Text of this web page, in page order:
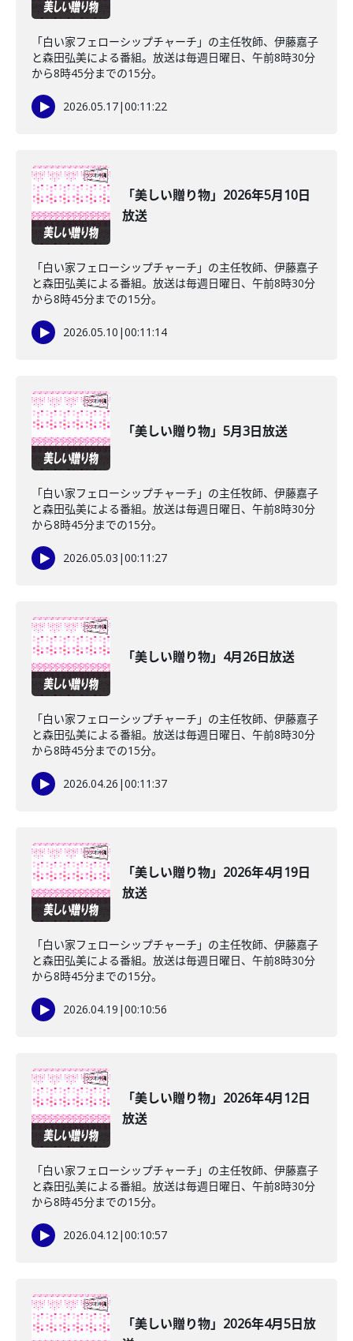
「白い家フェローシップチャーチ」の主任牧師、伊藤嘉子
と森田弘美による番組。放送は毎週日曜日、午前8時30分
から8時45分までの15分。
2026.05.17|00:11:22
「美しい贈り物」2026年5月10日
放送
「白い家フェローシップチャーチ」の主任牧師、伊藤嘉子
と森田弘美による番組。放送は毎週日曜日、午前8時30分
から8時45分までの15分。
2026.05.10 |00:11:14
「美しい贈り物」5月3日放送
「白い家フェローシップチャーチ」の主任牧師、伊藤嘉子
と森田弘美による番組。放送は毎週日曜日、午前8時30分
から8時45分までの15分。
2026.05.03 |00:11:27
「美しい贈り物」4月26日放送
「白い家フェローシップチャーチ」の主任牧師、伊藤嘉子
と森田弘美による番組。放送は毎週日曜日、午前8時30分
から8時45分までの15分。
2026.04.26 |00:11:37
「美しい贈り物」2026年4月19日
放送
「白い家フェローシップチャーチ」の主任牧師、伊藤嘉子
と森田弘美による番組。放送は毎週日曜日、午前8時30分
から8時45分までの15分。
2026.04.19 |00:10:56
「美しい贈り物」2026年4月12日
放送
「白い家フェローシップチャーチ」の主任牧師、伊藤嘉子
と森田弘美による番組。放送は毎週日曜日、午前8時30分
から8時45分までの15分。
2026.04.12|00:10:57
「美しい贈り物」2026年4月5日放